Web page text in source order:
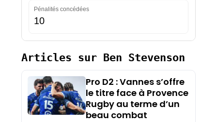
Pénalités concédées
10
Articles sur Ben Stevenson
Pro D2 : Vannes s’offre
le titre face à Provence
Rugby au terme d’un
beau combat